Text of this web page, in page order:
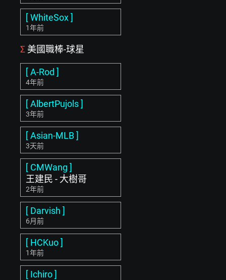
[ WhiteSox ]
1年前
Σ 美國職棒-球星
[ A-Rod ]
4年前
[ AlbertPujols ]
3年前
[ Asian-MLB ]
3天前
[ CMWang ]
王建民 - 大樹哥
2年前
[ Darvish ]
6月前
[ HCKuo ]
1年前
[ Ichiro ]